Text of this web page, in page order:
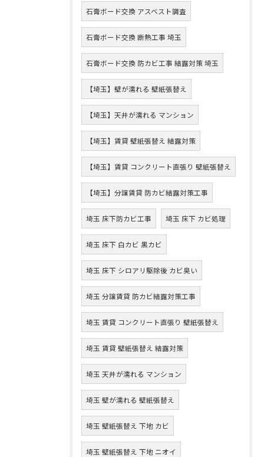
石膏ボード交換 アスベスト調査
石膏ボード交換 断熱工事 埼玉
石膏ボード交換 防カビ工事 結露対策 埼玉
【埼玉】壁が濡れる 壁紙張替え
【埼玉】天井が濡れる マンション
【埼玉】賃貸 壁紙張替え 結露対策
【埼玉】賃貸 コンクリート直張り 壁紙張替え
【埼玉】分譲賃貸 防カビ結露対策工事
埼玉 床下防カビ工事 埼玉 床下 カビ処理
埼玉 床下 白カビ 黒カビ
埼玉 床下 シロアリ駆除後 カビ臭い
埼玉 分譲賃貸 防カビ結露対策工事
埼玉 賃貸 コンクリート直張り 壁紙張替え
埼玉 賃貸 壁紙張替え 結露対策
埼玉 天井が濡れる マンション
埼玉 壁が濡れる 壁紙張替え
埼玉 壁紙張替え 下地 カビ
埼玉 壁紙張替え 下地 ニオイ